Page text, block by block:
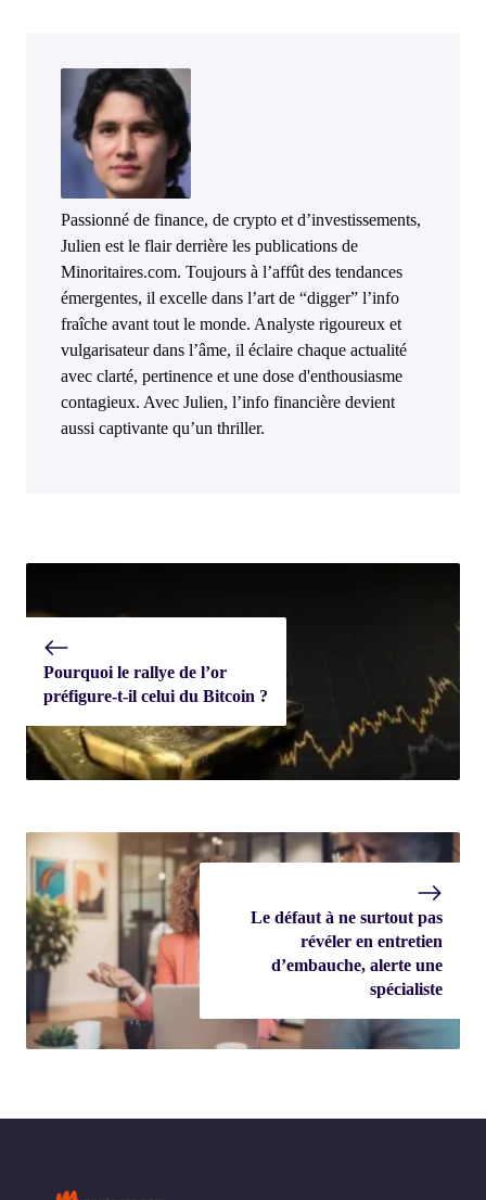
Passionné de finance, de crypto et d’investissements,
Julien est le flair derrière les publications de
Minoritaires.com. Toujours à l’affût des tendances
émergentes, il excelle dans l’art de “digger” l’info
fraîche avant tout le monde. Analyste rigoureux et
vulgarisateur dans l’âme, il éclaire chaque actualité
avec clarté, pertinence et une dose d'enthousiasme
contagieux. Avec Julien, l’info financière devient
aussi captivante qu’un thriller.
Pourquoi le rallye de l’or
préfigure-t-il celui du Bitcoin ?
Le défaut à ne surtout pas
révéler en entretien
d’embauche, alerte une
spécialiste